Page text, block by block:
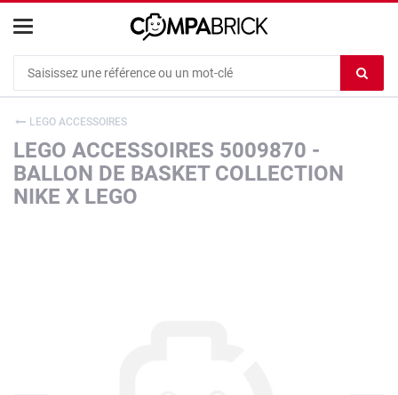
le
LEGO ACCESSOIRES
LEGO ACCESSOIRES 5009870 -
BALLON DE BASKET COLLECTION
NIKE X LEGO
Cookies management panel